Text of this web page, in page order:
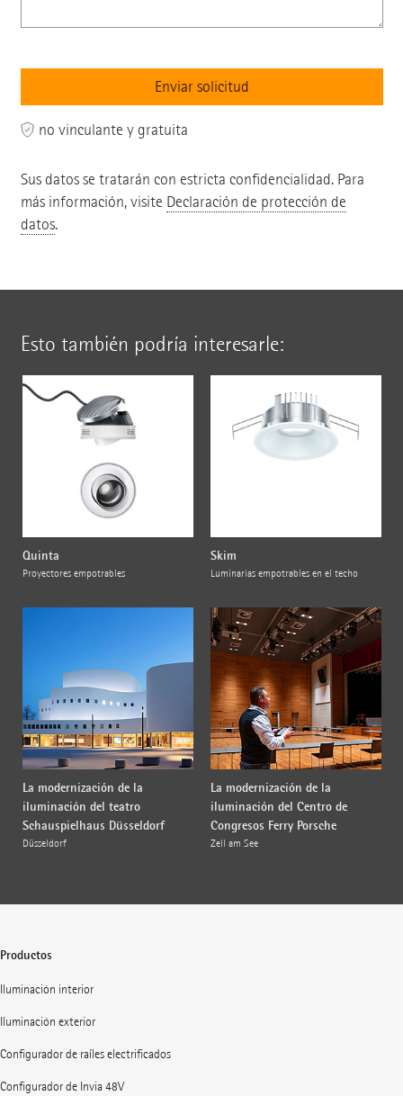
no vinculante y gratuita
Sus datos se tratarán con estricta confidencialidad. Para
más información, visite Declaración de protección de
datos.
Esto también podría interesarle:
Quinta
Proyectores empotrables
Skim
Luminarias empotrables en el techo
La modernización de la
iluminación del teatro
Schauspielhaus Düsseldorf
Düsseldorf
La modernización de la
iluminación del Centro de
Congresos Ferry Porsche
Zell am See
Productos
Iluminación interior
Iluminación exterior
Configurador de raíles electrificados
Configurador de Invia 48V